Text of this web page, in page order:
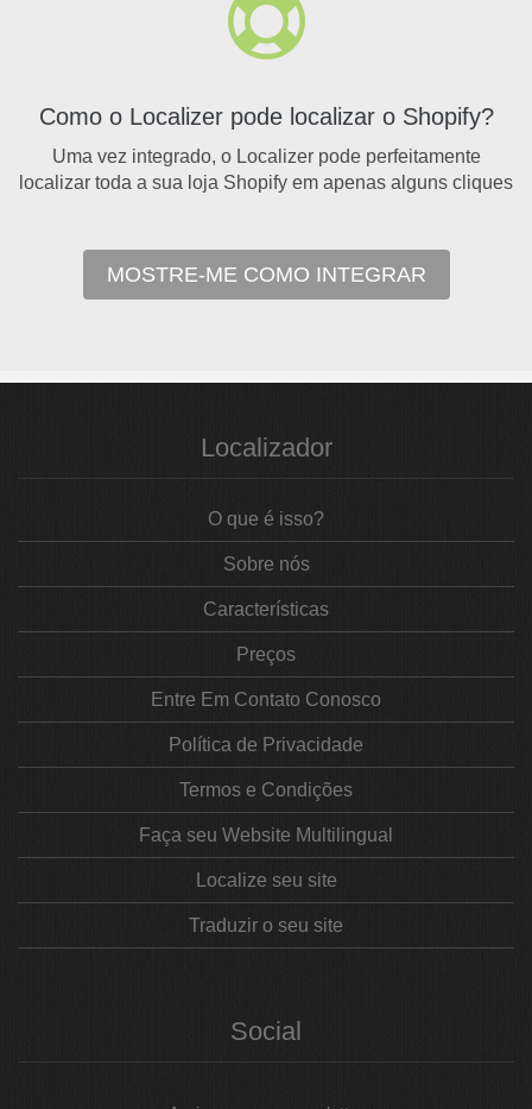
Como o Localizer pode localizar o Shopify?
Uma vez integrado, o Localizer pode perfeitamente
localizar toda a sua loja Shopify em apenas alguns cliques
MOSTRE-ME COMO INTEGRAR
Localizador
O que é isso?
Sobre nós
Características
Preços
Entre Em Contato Conosco
Política de Privacidade
Termos e Condições
Faça seu Website Multilingual
Localize seu site
Traduzir o seu site
Social